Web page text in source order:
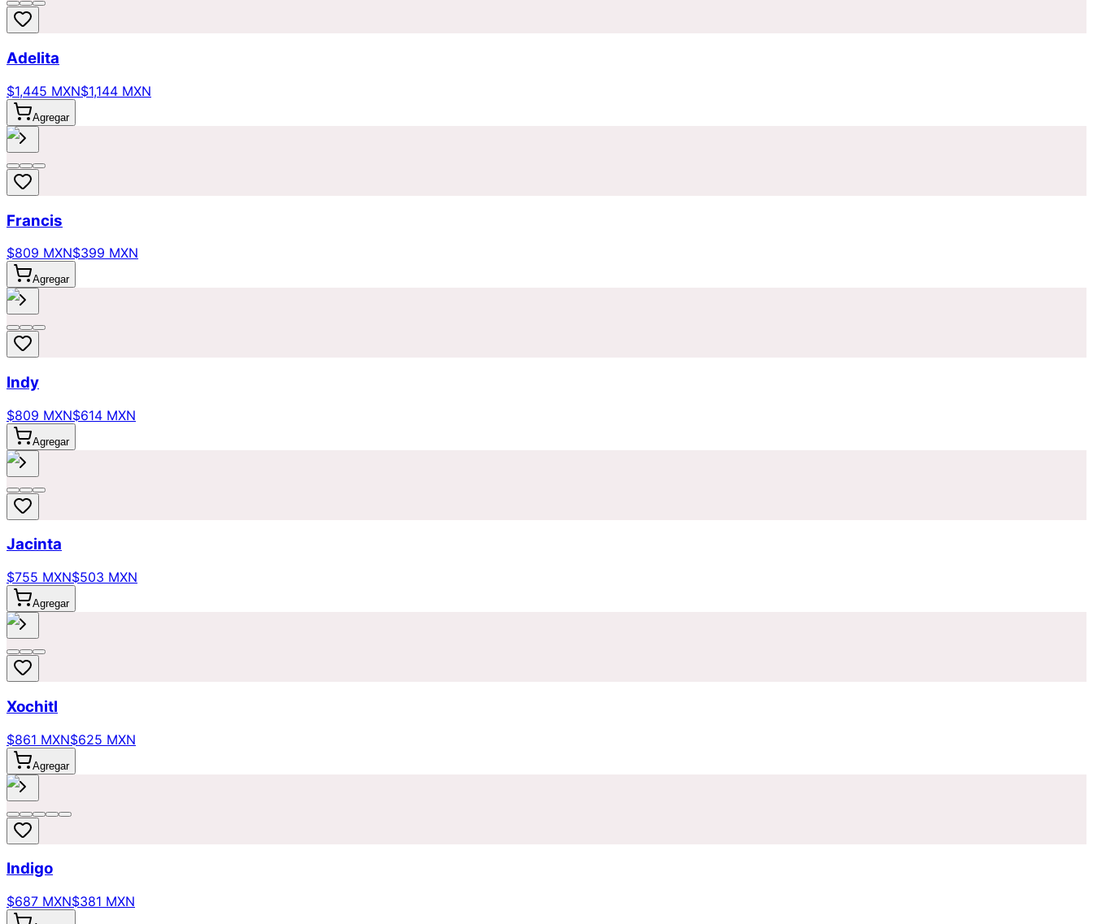
Adelita
$1,445 MXN$1,144 MXN
Agregar
Francis
$809 MXN$399 MXN
Agregar
Indy
$809 MXN$614 MXN
Agregar
Jacinta
$755 MXN$503 MXN
Agregar
Xochitl
$861 MXN$625 MXN
Agregar
Indigo
$687 MXN$381 MXN